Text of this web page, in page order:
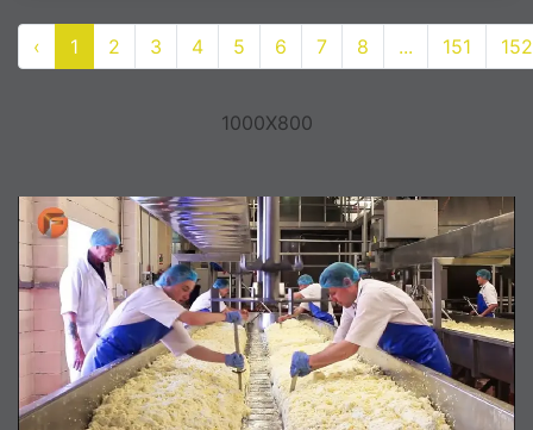
‹ 1 2 3 4 5 6 7 8 ... 151 152
1000X800